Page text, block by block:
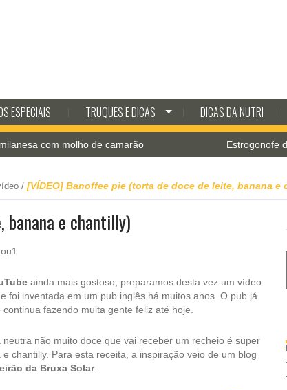
ESPECIAIS TRUQUES E DICAS DICAS DA NUTRI
com molho de camarão Estrogonofe de
/ [VÍDEO] Banoffee pie (torta de doce de leite, banana e
banana e chantilly)
ainda mais gostoso, preparamos desta vez um vídeo
foi inventada em um pub inglês há muitos anos. O pub já
fazendo muita gente feliz até hoje.
não muito doce que vai receber um recheio é super
chantilly. Para esta receita, a inspiração veio de um blog
da Bruxa Solar.